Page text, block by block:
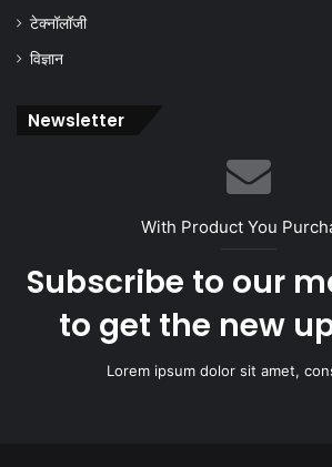
टेक्नॉलॉजी
विज्ञान
Newsletter
With Product You
Subscribe to our
to get the new
Lorem ipsum dolor sit amet,